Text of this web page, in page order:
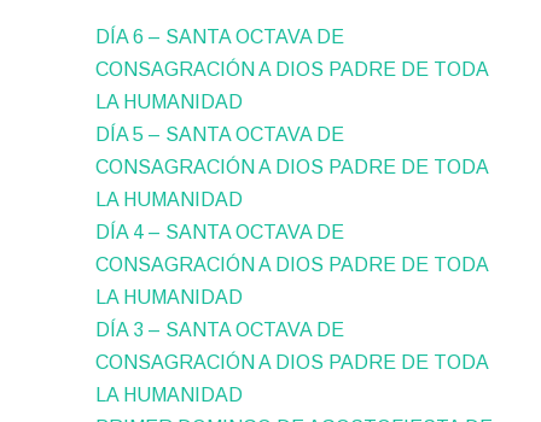
DÍA 6 – SANTA OCTAVA DE
CONSAGRACIÓN A DIOS PADRE DE TODA
LA HUMANIDAD
DÍA 5 – SANTA OCTAVA DE
CONSAGRACIÓN A DIOS PADRE DE TODA
LA HUMANIDAD
DÍA 4 – SANTA OCTAVA DE
CONSAGRACIÓN A DIOS PADRE DE TODA
LA HUMANIDAD
DÍA 3 – SANTA OCTAVA DE
CONSAGRACIÓN A DIOS PADRE DE TODA
LA HUMANIDAD